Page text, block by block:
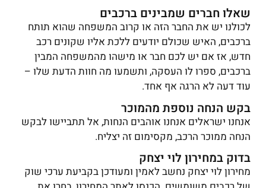
שאלו חברים שמבינים ברכבים
לכולנו יש את החבר הזה או קרוב המשפחה שהוא תותח
ברכבים, האיש שכולם יודעים ללכת אליו שקונים רכב
חדש, אז אם יש לכם חבר או מישהו מהמשפחה המבין
ברכבים, ספרו לו העסקה, ותשמעו מה חוות הדעת שלו –
עוד דעה לא הרגה אף אחד.
בקש הנחה נוספת מהמוכר
אנחנו ישראלים אנחנו אוהבים הנחות, אל תתביישו לבקש
הנחה ממוכר הרכב, מקסימום זה יצליח.
בדוק במחירון לוי יצחק
מחירון לוי יצחק נחשב לאמין ומעודכן בקביעת ערכי שוק